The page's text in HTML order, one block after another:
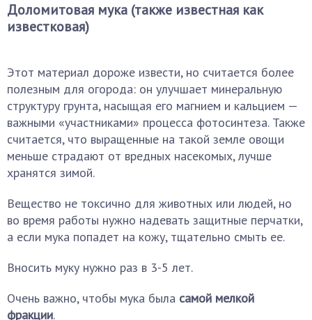
Доломитовая мука (также известная как
известковая)
Этот материал дороже извести, но считается более
полезным для огорода: он улучшает минеральную
структуру грунта, насыщая его магнием и кальцием —
важными «участниками» процесса фотосинтеза. Также
считается, что выращенные на такой земле овощи
меньше страдают от вредных насекомых, лучше
хранятся зимой.
Вещество не токсично для животных или людей, но
во время работы нужно надевать защитные перчатки,
а если мука попадет на кожу, тщательно смыть ее.
Вносить муку нужно раз в 3-5 лет.
Очень важно, чтобы мука была самой мелкой
фракции.